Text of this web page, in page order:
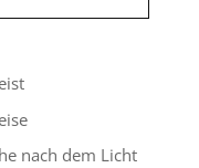
nach dem Licht